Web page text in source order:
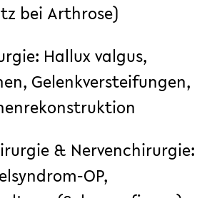
bei Arthrose)
Hallux valgus,
Gelenkversteifungen,
& Nervenchirurgie:
OP,